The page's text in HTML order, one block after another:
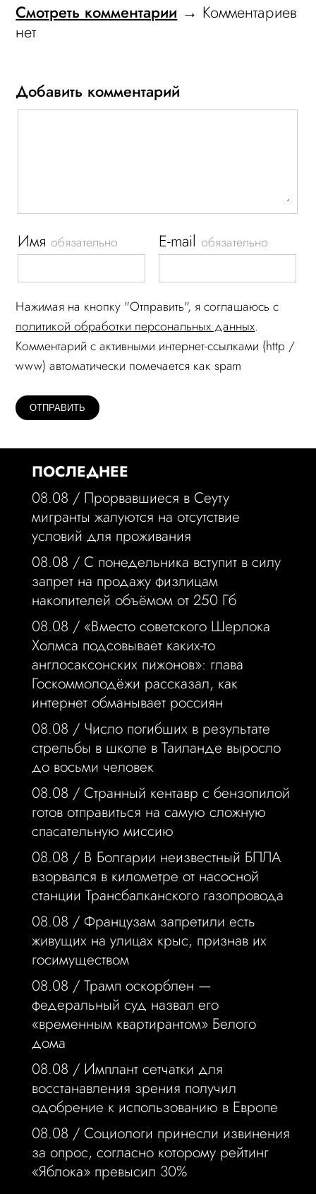
Смотреть комментарии → Комментариев
нет
Добавить комментарий
Имяобязательно E-mailобязательно
Нажимая на кнопку "Отправить", я соглашаюсь c
политикой обработки персональных данных.
Комментарий c активными интернет-ссылками (http /
www) автоматически помечается как spam
ПОСЛЕДНЕЕ
08.08 / Прорвавшиеся в Сеуту
мигранты жалуются на отсутствие
условий для проживания
08.08 / С понедельника вступит в силу
запрет на продажу физлицам
накопителей объёмом от 250 Гб
08.08 / «Вместо советского Шерлока
Холмса подсовывает каких-то
англосаксонских пижонов»: глава
Госкоммолодёжи рассказал, как
интернет обманывает россиян
08.08 / Число погибших в результате
стрельбы в школе в Таиланде выросло
до восьми человек
08.08 / Странный кентавр с бензопилой
готов отправиться на самую сложную
спасательную миссию
08.08 / В Болгарии неизвестный БПЛА
взорвался в километре от насосной
станции Трансбалканского газопровода
08.08 / Французам запретили есть
живущих на улицах крыс, признав их
госимуществом
08.08 / Трамп оскорблен —
федеральный суд назвал его
«временным квартирантом» Белого
дома
08.08 / Имплант сетчатки для
восстанавления зрения получил
одобрение к использованию в Европе
08.08 / Социологи принесли извинения
за опрос, согласно которому рейтинг
«Яблока» превысил 30%